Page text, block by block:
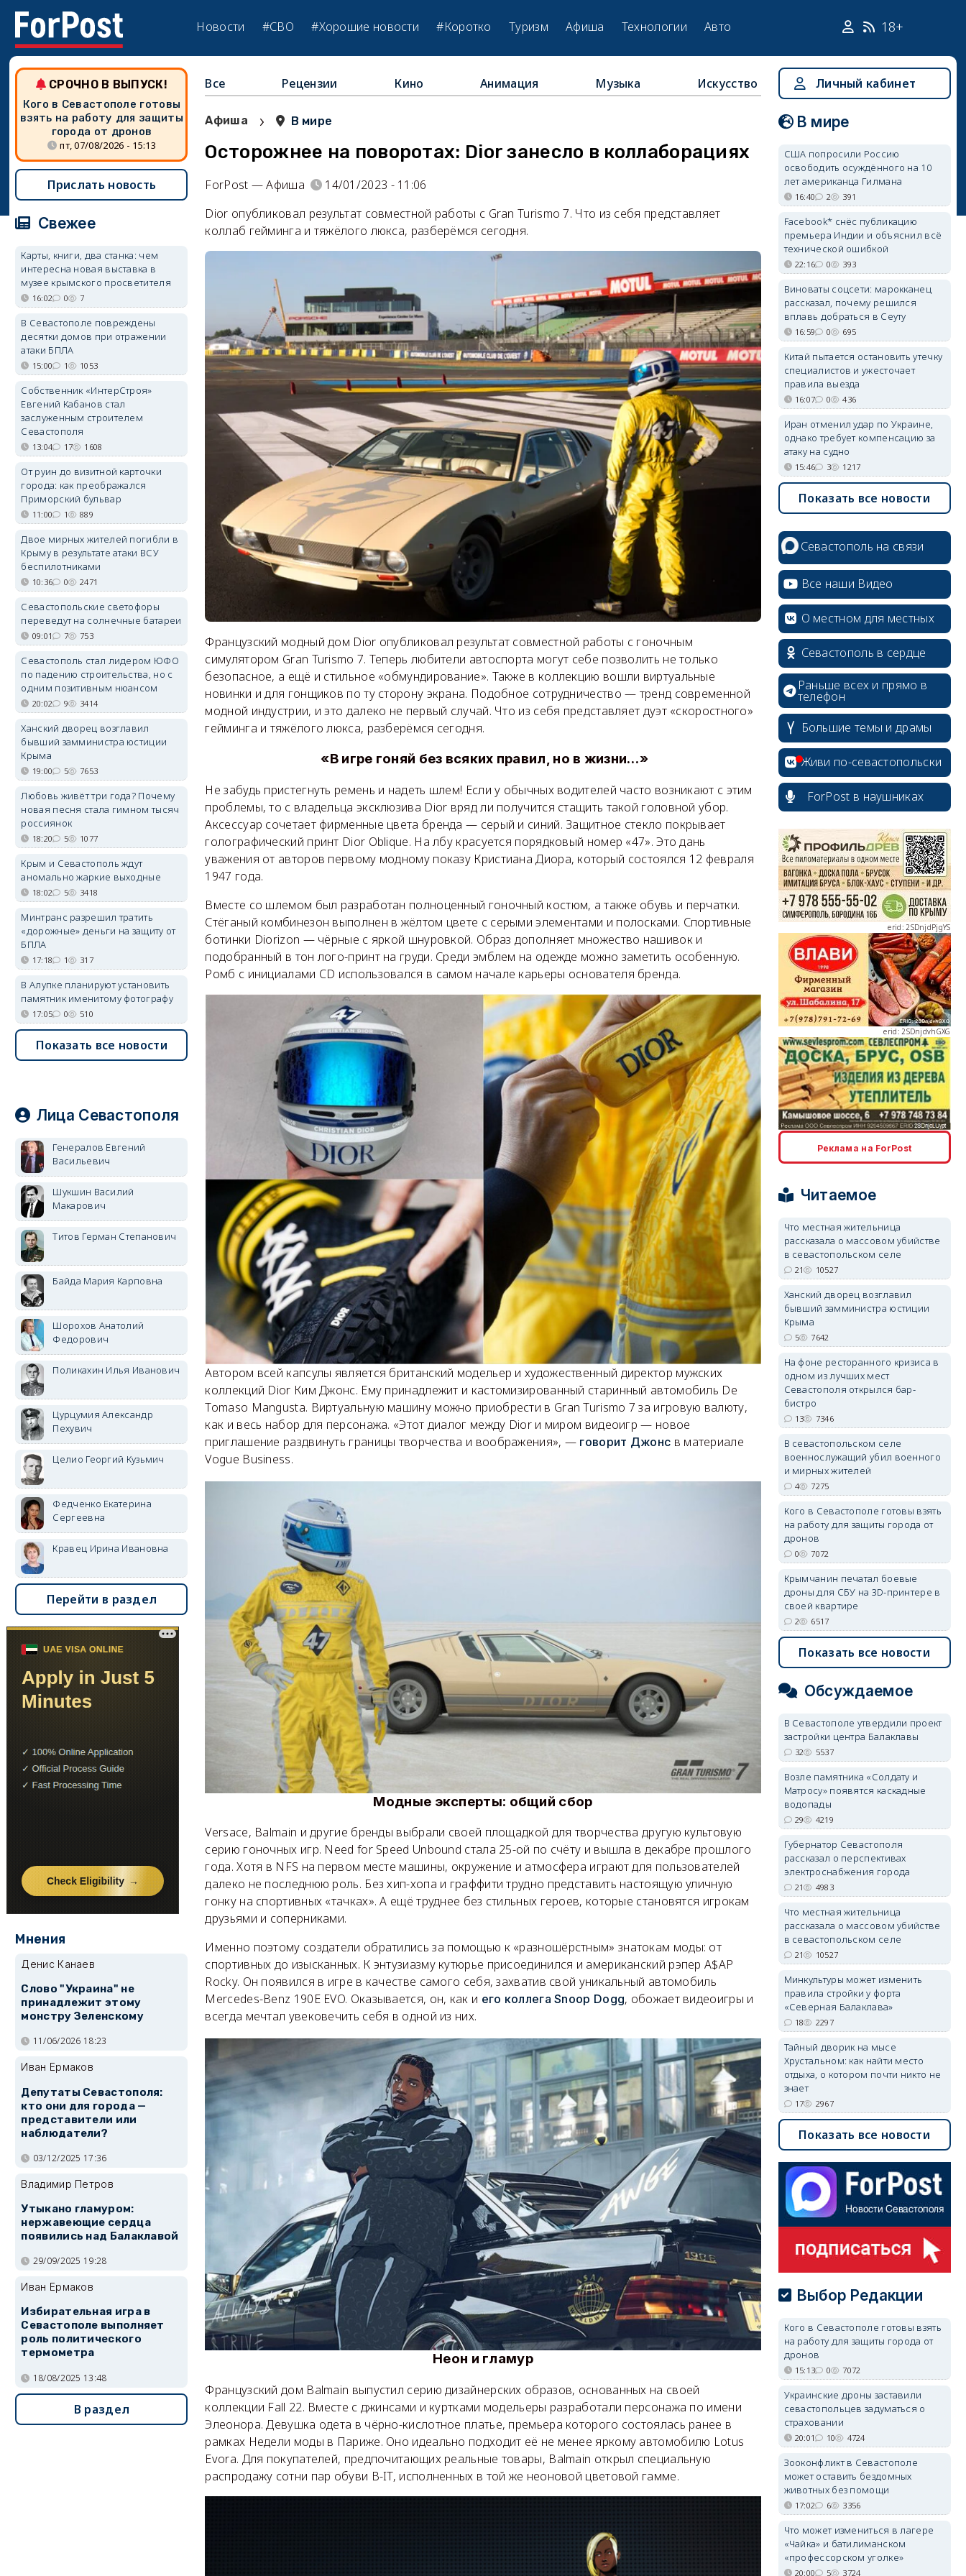
Новости #СВО #Хорошие новости #Коротко Туризм Афиша Технологии Авто 18+
Все Рецензии Кино Анимация Музыка Искусство
Афиша › В мире
Осторожнее на поворотах: Dior занесло в коллаборациях
ForPost — Афиша
14/01/2023 - 11:06
Dior опубликовал результат совместной работы с Gran Turismo 7. Что из себя представляет
коллаб гейминга и тяжёлого люкса, разберёмся сегодня.
Французский модный дом Dior опубликовал результат совместной работы с гоночным
симулятором Gran Turismo 7. Теперь любители автоспорта могут себе позволить не только
безопасное, а ещё и стильное «обмундирование». Также в коллекцию вошли виртуальные
новинки и для гонщиков по ту сторону экрана. Подобное сотрудничество — тренд современной
модной индустрии, и это далеко не первый случай. Что из себя представляет дуэт «скоростного»
гейминга и тяжёлого люкса, разберёмся сегодня.
«В игре гоняй без всяких правил, но в жизни…»
Не забудь пристегнуть ремень и надеть шлем! Если у обычных водителей часто возникают с этим
проблемы, то с владельца эксклюзива Dior вряд ли получится стащить такой головной убор.
Аксессуар сочетает фирменные цвета бренда — серый и синий. Защитное стекло покрывает
голографический принт Dior Oblique. На лбу красуется порядковый номер «47». Это дань
уважения от авторов первому модному показу Кристиана Диора, который состоялся 12 февраля
1947 года.
Вместе со шлемом был разработан полноценный гоночный костюм, а также обувь и перчатки.
Стёганый комбинезон выполнен в жёлтом цвете с серыми элементами и полосками. Спортивные
ботинки Diorizon — чёрные с яркой шнуровкой. Образ дополняет множество нашивок и
подобранный в тон лого-принт на груди. Среди эмблем на одежде можно заметить особенную.
Ромб с инициалами CD использовался в самом начале карьеры основателя бренда.
Автором всей капсулы является британский модельер и художественный директор мужских
коллекций Dior Ким Джонс. Ему принадлежит и кастомизированный старинный автомобиль De
Tomaso Mangusta. Виртуальную машину можно приобрести в Gran Turismo 7 за игровую валюту,
как и весь набор для персонажа. «Этот диалог между Dior и миром видеоигр — новое
приглашение раздвинуть границы творчества и воображения», — говорит Джонс в материале
Vogue Business.
Модные эксперты: общий сбор
Versace, Balmain и другие бренды выбрали своей площадкой для творчества другую культовую
серию гоночных игр. Need for Speed Unbound стала 25-ой по счёту и вышла в декабре прошлого
года. Хотя в NFS на первом месте машины, окружение и атмосфера играют для пользователей
далеко не последнюю роль. Без хип-хопа и граффити трудно представить настоящую уличную
гонку на спортивных «тачках». А ещё труднее без стильных героев, которые становятся игрокам
друзьями и соперниками.
Именно поэтому создатели обратились за помощью к «разношёрстным» знатокам моды: от
спортивных до изысканных. К энтузиазму кутюрье присоединился и американский рэпер A$AP
Rocky. Он появился в игре в качестве самого себя, захватив свой уникальный автомобиль
Mercedes-Benz 190E EVO. Оказывается, он, как и его коллега Snoop Dogg, обожает видеоигры и
всегда мечтал увековечить себя в одной из них.
Неон и гламур
Французский дом Balmain выпустил серию дизайнерских образов, основанных на своей
коллекции Fall 22. Вместе с джинсами и куртками модельеры разработали персонажа по имени
Элеонора. Девушка одета в чёрно-кислотное платье, премьера которого состоялась ранее в
рамках Недели моды в Париже. Оно идеально подходит её не менее яркому автомобилю Lotus
Evora. Для покупателей, предпочитающих реальные товары, Balmain открыл специальную
распродажу сотни пар обуви B-IT, исполненных в той же неоновой цветовой гамме.
СРОЧНО В ВЫПУСК!
Кого в Севастополе готовы
взять на работу для защиты
города от дронов
пт, 07/08/2026 - 15:13
Прислать новость
Свежее
Карты, книги, два станка: чем
интересна новая выставка в
музее крымского просветителя
16:02 0 7
В Севастополе повреждены
десятки домов при отражении
атаки БПЛА
15:00 1 1053
Собственник «ИнтерСтроя»
Евгений Кабанов стал
заслуженным строителем
Севастополя
13:04 17 1608
От руин до визитной карточки
города: как преображался
Приморский бульвар
11:00 1 889
Двое мирных жителей погибли в
Крыму в результате атаки ВСУ
беспилотниками
10:36 0 2471
Севастопольские светофоры
переведут на солнечные батареи
09:01 7 753
Севастополь стал лидером ЮФО
по падению строительства, но с
одним позитивным нюансом
20:02 9 3414
Ханский дворец возглавил
бывший замминистра юстиции
Крыма
19:00 5 7653
Любовь живёт три года? Почему
новая песня стала гимном тысяч
россиянок
18:20 5 1077
Крым и Севастополь ждут
аномально жаркие выходные
18:02 5 3418
Минтранс разрешил тратить
«дорожные» деньги на защиту от
БПЛА
17:18 1 317
В Алупке планируют установить
памятник именитому фотографу
17:05 0 510
Показать все новости
Лица Севастополя
Генералов Евгений
Васильевич
Шукшин Василий
Макарович
Титов Герман Степанович
Байда Мария Карповна
Шорохов Анатолий
Федорович
Поликахин Илья Иванович
Цурцумия Александр
Пехувич
Целио Георгий Кузьмич
Федченко Екатерина
Сергеевна
Кравец Ирина Ивановна
Перейти в раздел
Мнения
Денис Канаев
Слово "Украина" не
принадлежит этому
монстру Зеленскому
11/06/2026 18:23
Иван Ермаков
Депутаты Севастополя:
кто они для города —
представители или
наблюдатели?
03/12/2025 17:36
Владимир Петров
Утыкано гламуром:
нержавеющие сердца
появились над Балаклавой
29/09/2025 19:28
Иван Ермаков
Избирательная игра в
Севастополе выполняет
роль политического
термометра
18/08/2025 13:48
В раздел
Личный кабинет
В мире
США попросили Россию
освободить осуждённого на 10
лет американца Гилмана
16:40 2 391
Facebook* снёс публикацию
премьера Индии и объяснил всё
технической ошибкой
22:16 0 393
Виноваты соцсети: марокканец
рассказал, почему решился
вплавь добраться в Сеуту
16:59 0 695
Китай пытается остановить утечку
специалистов и ужесточает
правила выезда
16:07 0 436
Иран отменил удар по Украине,
однако требует компенсацию за
атаку на судно
15:46 3 1217
Показать все новости
Севастополь на связи
Все наши Видео
О местном для местных
Севастополь в сердце
Раньше всех и прямо в
телефон
Большие темы и драмы
Живи по-севастопольски
ForPost в наушниках
erid: 2SDnjcrDNw6
erid: 2SDnjdPjgYS
erid: 2SDnjdvhGXG
erid: 2SDnjcLUypt
erid: 2SDnjcrDNw6
erid: 2SDnjdvhGXG
Реклама на ForPost
Читаемое
Что местная жительница
рассказала о массовом убийстве
в севастопольском селе
21 10527
Ханский дворец возглавил
бывший замминистра юстиции
Крыма
5 7642
На фоне ресторанного кризиса в
одном из лучших мест
Севастополя открылся бар-
бистро
13 7346
В севастопольском селе
военнослужащий убил военного
и мирных жителей
4 7275
Кого в Севастополе готовы взять
на работу для защиты города от
дронов
0 7072
Крымчанин печатал боевые
дроны для СБУ на 3D-принтере в
своей квартире
2 6517
Показать все новости
Обсуждаемое
В Севастополе утвердили проект
застройки центра Балаклавы
32 5537
Возле памятника «Солдату и
Матросу» появятся каскадные
водопады
29 4219
Губернатор Севастополя
рассказал о перспективах
электроснабжения города
21 4983
Что местная жительница
рассказала о массовом убийстве
в севастопольском селе
21 10527
Минкультуры может изменить
правила стройки у форта
«Северная Балаклава»
18 2297
Тайный дворик на мысе
Хрустальном: как найти место
отдыха, о котором почти никто не
знает
17 2967
Показать все новости
Выбор Редакции
Кого в Севастополе готовы взять
на работу для защиты города от
дронов
15:13 0 7072
Украинские дроны заставили
севастопольцев задуматься о
страховании
20:01 10 4724
Зооконфликт в Севастополе
может оставить бездомных
животных без помощи
17:02 6 3356
Что может измениться в лагере
«Чайка» и батилиманском
«профессорском уголке»
20:00 5 3724